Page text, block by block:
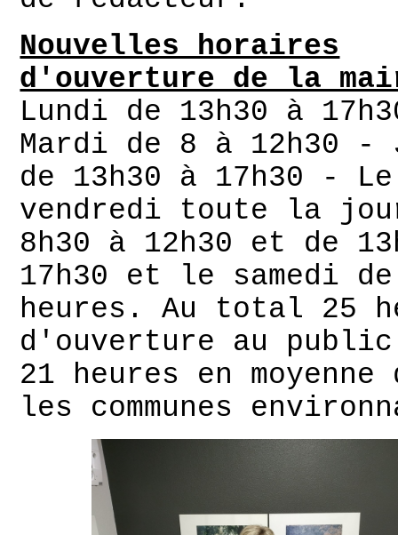
Nouvelles horaires
d'ouverture de la
Lundi de 13h30 à
Mardi de 8 à 12h30 -
de 13h30 à 17h30 - Le
vendredi toute la
8h30 à 12h30 et de
17h30 et le samedi
heures. Au total 25
d'ouverture au
21 heures en moyenne
les communes